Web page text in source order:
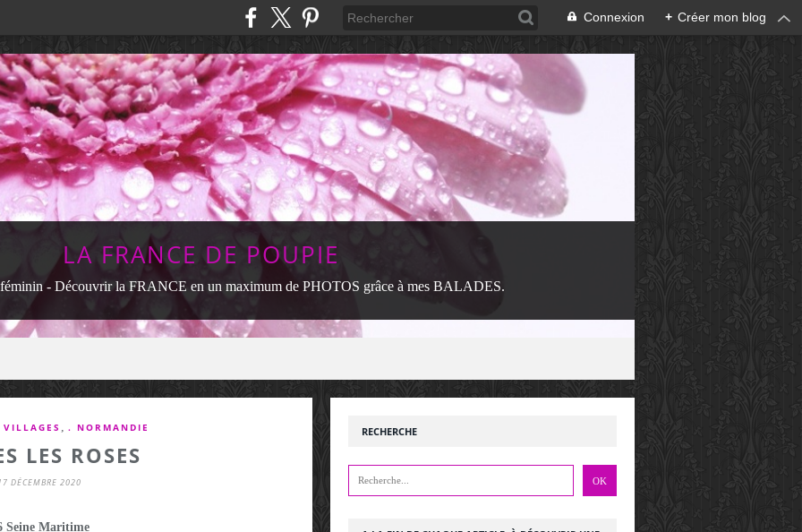
Connexion + Créer mon blog
LA FRANCE DE POUPIE
- Découvrir la FRANCE en un maximum de PHOTOS grâce à mes BALADES.
. NORMANDIE
LES ROSES
DÉCEMBRE 2020
Seine Maritime
RECHERCHE